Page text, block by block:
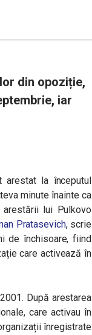
din opoziție,
iar
arestat la începutul
minute înainte ca
lui Pulkovo
Pratasevich, scrie
de închisoare, fiind
care activează în
După arestarea
care activau în
înregistrate